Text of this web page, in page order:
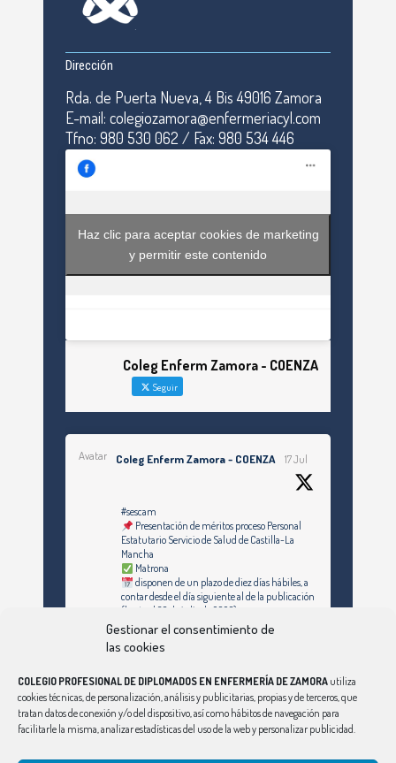
Gestionar el consentimiento de
las cookies
COLEGIO PROFESIONAL DE DIPLOMADOS EN ENFERMERÍA DE ZAMORA utiliza
cookies técnicas, de personalización, análisis y publicitarias, propias y de terceros, que
tratan datos de conexión y/o del dispositivo, así como hábitos de navegación para
facilitarle la misma, analizar estadísticas del uso de la web y personalizar publicidad.
Dirección
Rda. de Puerta Nueva, 4 Bis 49016 Zamora
E-mail: colegiozamora@enfermeriacyl.com
Tfno: 980 530 062 / Fax: 980 534 446
Haz clic para aceptar cookies de marketing
y permitir este contenido
Coleg Enferm Zamora - COENZA
Seguir
Avatar Coleg Enferm Zamora - COENZA 17 Jul
#sescam
Presentación de méritos proceso Personal
Estatutario Servicio de Salud de Castilla-La
Mancha
Matrona
disponen de un plazo de diez días hábiles, a
contar desde el día siguiente al de la publicación
(hasta el 30 de julio de 2026)
https://enfermeriazamora.com/enfermeria-y-
especialidades-personal-estatutario-servicio-
plazas/#MATRONA
Twitter
Síguenos en Instagram